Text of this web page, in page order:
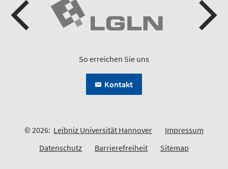
So erreichen Sie uns
Kontakt
© 2026: Leibniz Universität Hannover
Impressum
Datenschutz
Barrierefreiheit Sitemap